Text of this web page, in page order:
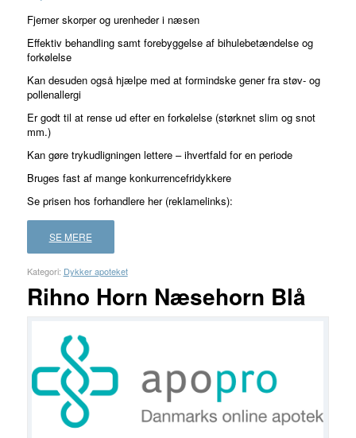
ud af 5
baseret på
1
kundebedømmelse
Fjerner skorper og urenheder i næsen
Effektiv behandling samt forebyggelse af bihulebetændelse og
forkølelse
Kan desuden også hjælpe med at formindske gener fra støv- og
pollenallergi
Er godt til at rense ud efter en forkølelse (størknet slim og snot
mm.)
Kan gøre trykudligningen lettere – ihvertfald for en periode
Bruges fast af mange konkurrencefridykkere
Se prisen hos forhandlere her (reklamelinks):
SE MERE
Kategori: Dykker apoteket
Rihno Horn Næsehorn Blå
FORHANDLER